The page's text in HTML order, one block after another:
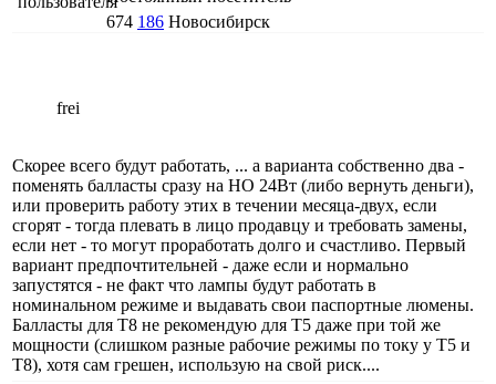
674 186 Новосибирск
frei
Скорее всего будут работать, ... а варианта собственно два -
поменять балласты сразу на НО 24Вт (либо вернуть деньги),
или проверить работу этих в течении месяца-двух, если
сгорят - тогда плевать в лицо продавцу и требовать замены,
если нет - то могут проработать долго и счастливо. Первый
вариант предпочтительней - даже если и нормально
запустятся - не факт что лампы будут работать в
номинальном режиме и выдавать свои паспортные люмены.
Балласты для Т8 не рекомендую для Т5 даже при той же
мощности (слишком разные рабочие режимы по току у Т5 и
Т8), хотя сам грешен, использую на свой риск....